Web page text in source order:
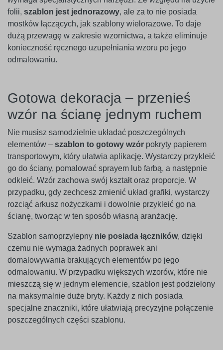
folii, szablon jest jednorazowy, ale za to nie posiada
mostków łączących, jak szablony wielorazowe. To daje
dużą przewagę w zakresie wzornictwa, a także eliminuje
konieczność ręcznego uzupełniania wzoru po jego
odmalowaniu.
Gotowa dekoracja – przenieś
wzór na ścianę jednym ruchem
Nie musisz samodzielnie układać poszczególnych
elementów – szablon to gotowy wzór pokryty papierem
transportowym, który ułatwia aplikację. Wystarczy przykleić
go do ściany, pomalować sprayem lub farbą, a następnie
odkleić. Wzór zachowa swój kształt oraz proporcje. W
przypadku, gdy zechcesz zmienić układ grafiki, wystarczy
rozciąć arkusz nożyczkami i dowolnie przykleić go na
ścianę, tworząc w ten sposób własną aranżację.
Szablon samoprzylepny nie posiada łączników, dzięki
czemu nie wymaga żadnych poprawek ani
domalowywania brakujących elementów po jego
odmalowaniu. W przypadku większych wzorów, które nie
mieszczą się w jednym elemencie, szablon jest podzielony
na maksymalnie duże bryty. Każdy z nich posiada
specjalne znaczniki, które ułatwiają precyzyjne połączenie
poszczególnych części szablonu.